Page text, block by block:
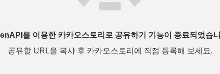
를 이용한 카카오스토리로 공유하기 기능이 종료되었습
공유할 URL을 복사 후 카카오스토리에 직접 등록해 보세요.